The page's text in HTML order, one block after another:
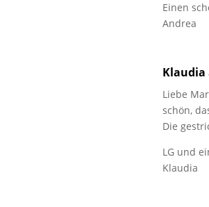
Einen
Andrea
Klaudia
Liebe
schön,
Die
LG und
Klaudia